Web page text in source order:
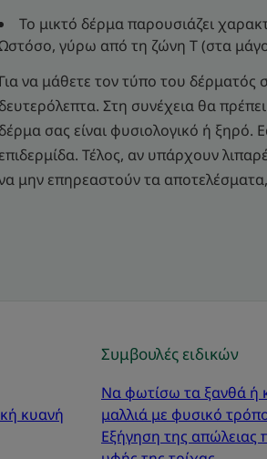
Το μικτό δέρμα παρουσιάζει
γύρω από τη ζώνη Τ (στα
Για να μάθετε τον τύπο του
Στη συνέχεια θα
σας είναι φυσιολογικό ή ξηρό.
επιδερμίδα. Τέλος, αν υπάρχουν
μην επηρεαστούν τα
κυανή
Συμβουλές ειδικών
Να φωτίσω τα ξανθά ή
μαλλιά με φυσικό
Εξήγηση της απώλειας